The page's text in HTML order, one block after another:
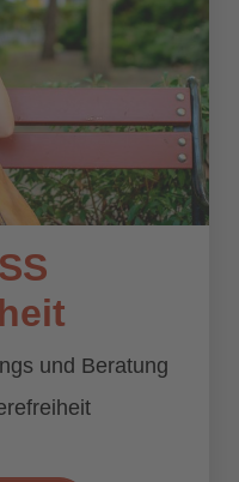
und Beratung